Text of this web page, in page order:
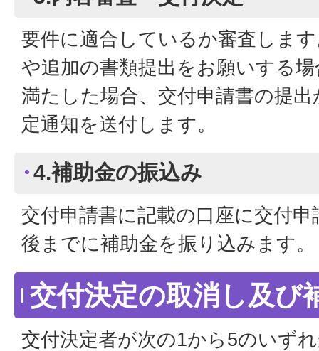
要件に適合しているか審査しま
や追加の書類提出をお願いする
満たした場合、交付申請書の提
定通知を送付します。
4.補助金の振込み
交付申請書に記載の口座に交付
後までに補助金を振り込みます。
交付決定の取消し及び
交付決定者が次の1から5のいず